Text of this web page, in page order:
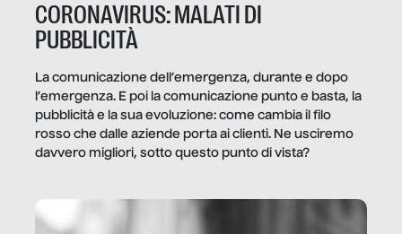
CORONAVIRUS: MALATI DI
PUBBLICITÀ
La comunicazione dell’emergenza, durante e dopo
l’emergenza. E poi la comunicazione punto e basta, la
pubblicità e la sua evoluzione: come cambia il filo
rosso che dalle aziende porta ai clienti. Ne usciremo
davvero migliori, sotto questo punto di vista?